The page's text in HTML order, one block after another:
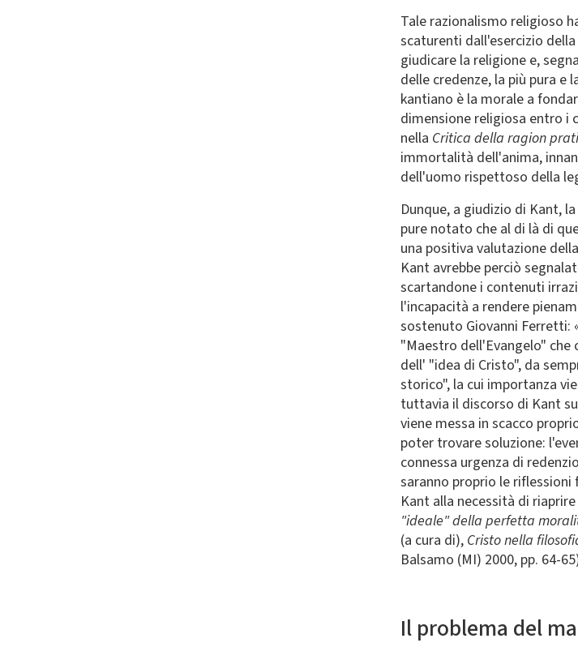
Tale razionalismo religioso
scaturenti dall'esercizio
giudicare la religione e,
delle credenze, la più pura e
kantiano è la morale a
dimensione religiosa entro i
nella Critica della ragion
immortalità dell'anima,
dell'uomo rispettoso della
Dunque, a giudizio di Kant,
pure notato che al di là di
una positiva valutazione
Kant avrebbe perciò
scartandone i contenuti
l'incapacità a rendere
sostenuto Giovanni Ferretti:
"Maestro dell'Evangelo"
dell' "idea di Cristo", da
storico", la cui importanza
tuttavia il discorso di Kant
viene messa in scacco
poter trovare soluzione:
connessa urgenza di
saranno proprio le
Kant alla necessità di
"ideale" della perfetta
(a cura di), Cristo nella
Balsamo (MI) 2000, pp. 64-
Il problema del